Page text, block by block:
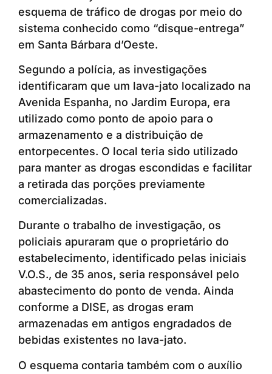
esquema de tráfico de drogas por meio do
sistema conhecido como “disque-entrega”
em Santa Bárbara d’Oeste.
Segundo a polícia, as investigações
identificaram que um lava-jato localizado na
Avenida Espanha, no Jardim Europa, era
utilizado como ponto de apoio para o
armazenamento e a distribuição de
entorpecentes. O local teria sido utilizado
para manter as drogas escondidas e facilitar
a retirada das porções previamente
comercializadas.
Durante o trabalho de investigação, os
policiais apuraram que o proprietário do
estabelecimento, identificado pelas iniciais
V.O.S., de 35 anos, seria responsável pelo
abastecimento do ponto de venda. Ainda
conforme a DISE, as drogas eram
armazenadas em antigos engradados de
bebidas existentes no lava-jato.
O esquema contaria também com o auxílio